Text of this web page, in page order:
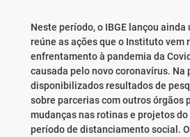
Neste período, o IBGE lançou ainda
reúne as ações que o Instituto vem
enfrentamento à pandemia da
causada pelo novo coronavírus. Na
disponibilizados resultados de
sobre parcerias com outros órgãos
mudanças nas rotinas e projetos
período de distanciamento social.